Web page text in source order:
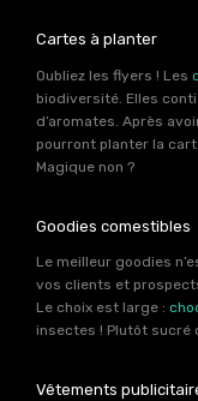
Cartes à planter
Oubliez les flyers ! Les
biodiversité. Elles
d’aromates. Après
pourront planter la
Magique non ?
Goodies comestibles
Le meilleur goodies
vos clients et
Le choix est large :
insectes ! Plutôt sucré
Vêtements